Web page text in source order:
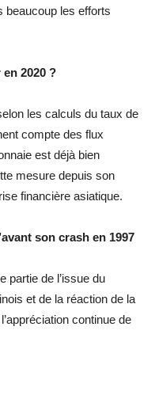
beaucoup les efforts
2020 ?
les calculs du taux de
compte des flux
est déjà bien
mesure depuis son
financière asiatique.
son crash en 1997
partie de l’issue du
et de la réaction de la
continue de